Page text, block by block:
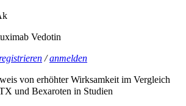
Vedotin
/anmelden
von erhöhter Wirksamkeit im Vergleich
und Bexaroten in Studien